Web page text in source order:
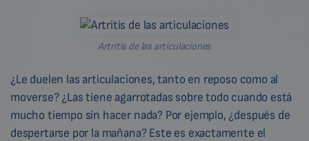
Artritis de las articulaciones
¿Le duelen las articulaciones, tanto en reposo como al
moverse? ¿Las tiene agarrotadas sobre todo cuando está
mucho tiempo sin hacer nada? Por ejemplo, ¿después de
despertarse por la mañana? Este es exactamente el